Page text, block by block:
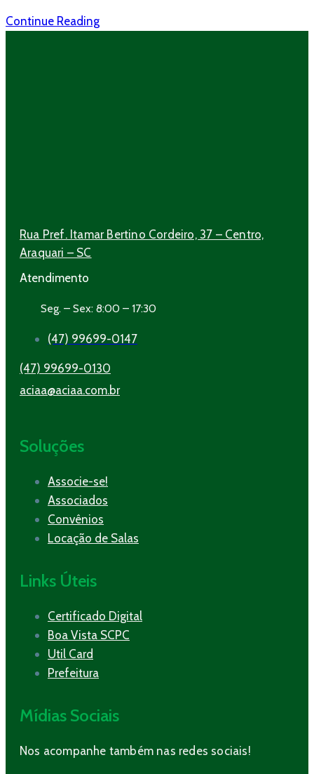
Continue Reading
Rua Pref. Itamar Bertino Cordeiro, 37 – Centro,
Araquari – SC
Atendimento
Seg. – Sex: 8:00 – 17:30
(47) 99699-0147
(47) 99699-0130
aciaa@aciaa.com.br
Soluções
Associe-se!
Associados
Convênios
Locação de Salas
Links Úteis
Certificado Digital
Boa Vista SCPC
Util Card
Prefeitura
Mídias Sociais
Nos acompanhe também nas redes sociais!